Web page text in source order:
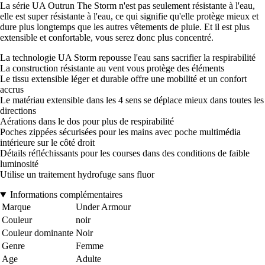
La série UA Outrun The Storm n'est pas seulement résistante à l'eau,
elle est super résistante à l'eau, ce qui signifie qu'elle protège mieux et
dure plus longtemps que les autres vêtements de pluie. Et il est plus
extensible et confortable, vous serez donc plus concentré.
La technologie UA Storm repousse l'eau sans sacrifier la respirabilité
La construction résistante au vent vous protège des éléments
Le tissu extensible léger et durable offre une mobilité et un confort
accrus
Le matériau extensible dans les 4 sens se déplace mieux dans toutes les
directions
Aérations dans le dos pour plus de respirabilité
Poches zippées sécurisées pour les mains avec poche multimédia
intérieure sur le côté droit
Détails réfléchissants pour les courses dans des conditions de faible
luminosité
Utilise un traitement hydrofuge sans fluor
Informations complémentaires
Marque
Under Armour
Couleur
noir
Couleur dominante Noir
Genre
Femme
Age
Adulte